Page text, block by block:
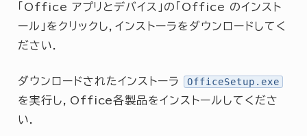
「Office アプリとデバイス」の「Office のインスト
ール」をクリックし，インストーラをダウンロードしてく
ださい．
ダウンロードされたインストーラ
OfficeSetup.exe
を実行し，Office各製品をインストールしてくださ
い．